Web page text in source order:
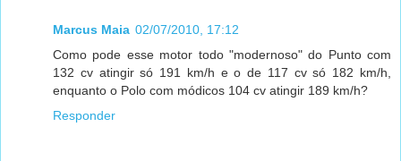
Marcus Maia 02/07/2010, 17:12
Como pode esse motor todo "modernoso" do Punto com
132 cv atingir só 191 km/h e o de 117 cv só 182 km/h,
enquanto o Polo com módicos 104 cv atingir 189 km/h?
Responder